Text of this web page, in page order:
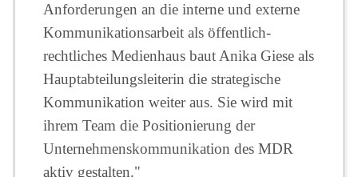
Anforderungen an die interne und externe
Kommunikationsarbeit als öffentlich-
rechtliches Medienhaus baut Anika Giese als
Hauptabteilungsleiterin die strategische
Kommunikation weiter aus. Sie wird mit
ihrem Team die Positionierung der
Unternehmenskommunikation des MDR
aktiv gestalten."